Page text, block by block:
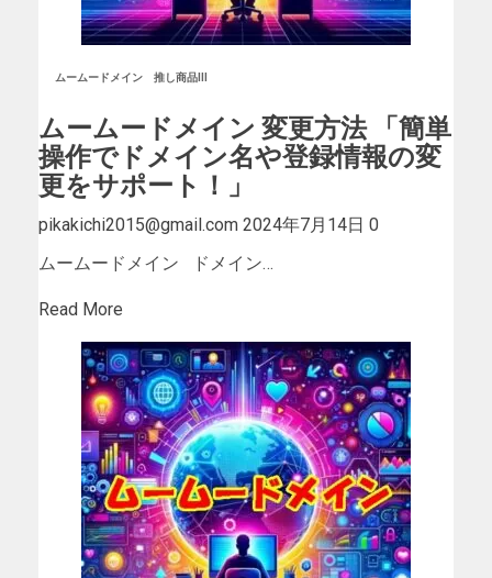
ムームードメイン 推し商品III
ムームードメイン 変更方法 「簡単
操作でドメイン名や登録情報の変
更をサポート！」
pikakichi2015@gmail.com 2024年7月14日 0
ムームードメイン ドメイン…
Read More